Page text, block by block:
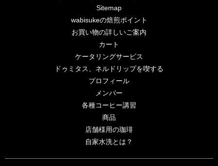
Sitemap
wabisukeの焙煎ポイント
お買い物の詳しいご案内
カート
ケータリングサービス
ドゥミタス、ネルドリップを喫する
プロフィール
メンバー
各種コーヒー講習
商品
店舗様用の珈琲
自家水洗とは？